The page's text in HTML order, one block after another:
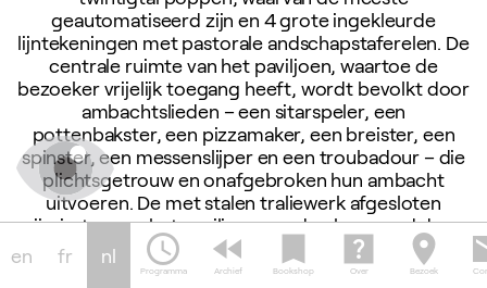
geautomatiseerd zijn en 4 grote ingekleurde
lijntekeningen met pastorale andschapstaferelen. De
centrale ruimte van het paviljoen, waartoe de
bezoeker vrijelijk toegang heeft, wordt bevolkt door
ambachtslieden – een sitarspeler, een
pottenbakster, een pizzamaker, een breister, een
spinster, een messenslijper en een troubadour – die
plichtsgetrouw en onafgebroken hun ambacht
uitvoeren. De met stalen traliewerk afgesloten
zijruimten van het paviljoen worden bewoond door
schurken, zombies, dichters, psychopaten, gekken
en marginalen. Deze twee werelden bestaan samen
en fr nl schedule
Programma
fast_rewind
Archief
bookmark
Bookshop
help_center
Over
location_on
Bezoek